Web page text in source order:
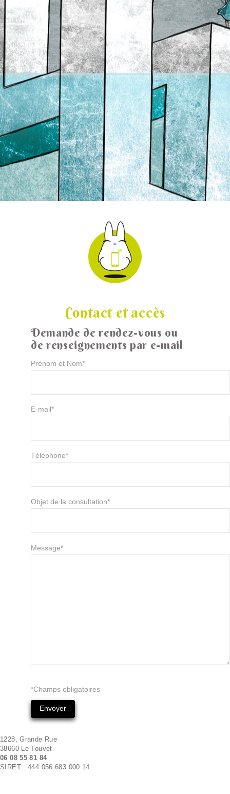
Contact et accès
Demande de rendez-vous ou
de renseignements par e-mail
Prénom et Nom*
E-mail*
Téléphone*
Objet de la consultation*
Message*
*Champs obligatoires
1228, Grande Rue
38660 Le Touvet
06 08 55 81 84
SIRET : 444 056 683 000 14